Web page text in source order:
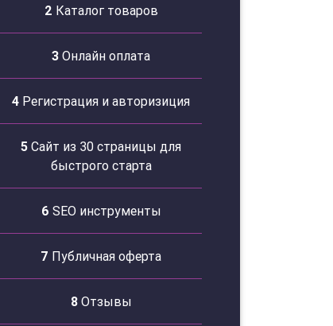
2 Каталог товаров
3 Онлайн оплата
4 Регистрация и авторизиция
5 Сайт из 30 страницы для
быстрого старта
6 SEO инструменты
7 Публичная оферта
8Отзывы